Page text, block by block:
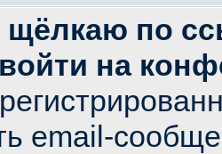
щёлкаю по
на
email-